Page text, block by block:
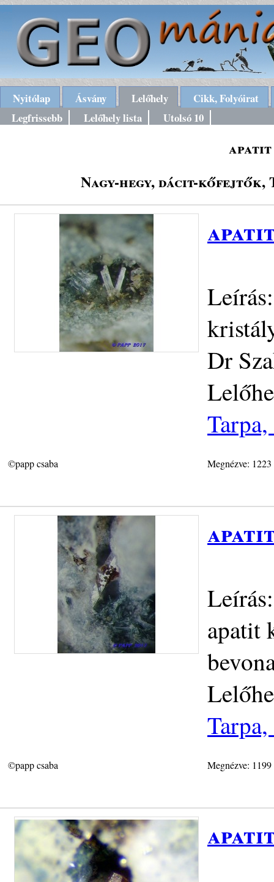
Nyitólap Ásvány Lelőhely
Cikk, Folyóirat
Legfrissebb
Lelőhely lista Utolsó 10
Nagy-hegy, dácit-kőfejtők,
Dr
©papp csaba Megnézve:
apatit
©papp csaba Megnézve: